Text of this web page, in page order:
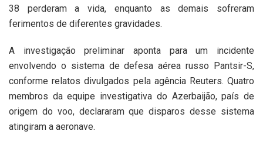
38 perderam a vida, enquanto as demais sofreram
ferimentos de diferentes gravidades.
A investigação preliminar aponta para um incidente
envolvendo o sistema de defesa aérea russo Pantsir-S,
conforme relatos divulgados pela agência Reuters. Quatro
membros da equipe investigativa do Azerbaijão, país de
origem do voo, declararam que disparos desse sistema
atingiram a aeronave.